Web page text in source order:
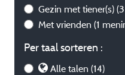
Gezin met tiener(s)
Met vrienden (1
Per taal sorteren :
Alle talen (14)